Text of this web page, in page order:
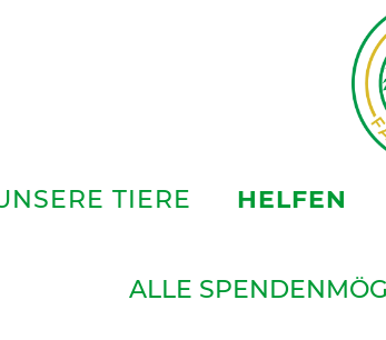
TIERE HELFEN
ALLE